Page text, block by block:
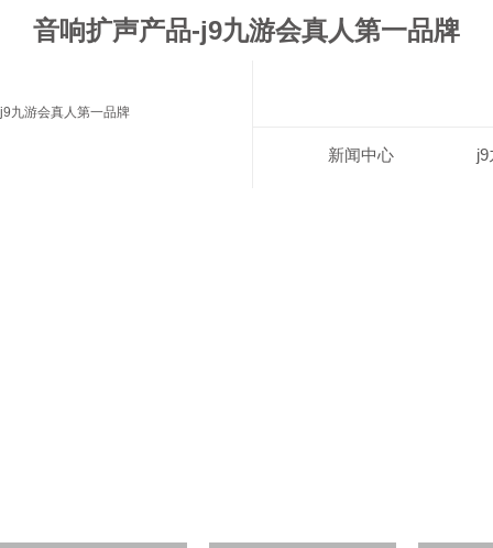
音响扩声产品-j9九游会真人第一品牌
j9九游会真人第一品牌
新闻中心